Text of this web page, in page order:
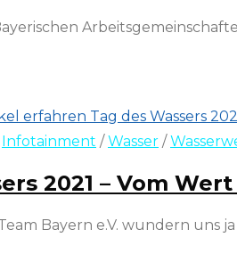
Infotainment /Wasser /
2021 – Vom
Bayern e.V. wundern uns